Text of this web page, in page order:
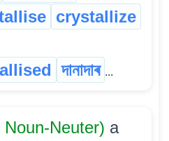
crystallize
দানাদাৰ ...
Neuter) a